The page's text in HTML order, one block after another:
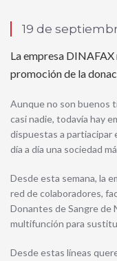
19 de
La empresa
promoción de la
Aunque no son buenos
casi nadie, todavía hay
dispuestas a
día a día una sociedad
Desde esta semana, la
red de colaboradores,
Donantes de Sangre de
multifunción para
Desde estas líneas